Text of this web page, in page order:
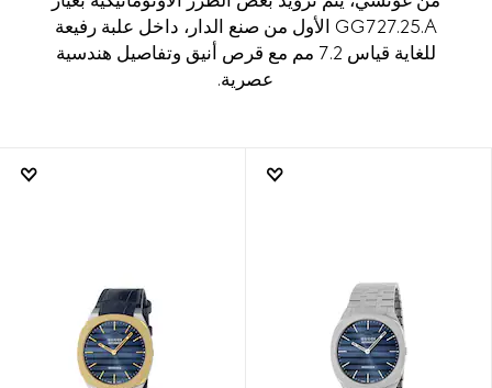
GG727.25.A الأول من صنع الدار، داخل علبة رفيعة
للغاية قياس 7.2 مم مع قرص أنيق وتفاصيل هندسية
عصرية.